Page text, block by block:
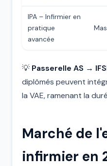
IPA – Infirmier en
pratique
avancée
💡 Passerelle AS →
diplômés peuvent
la VAE, ramenant la
Marché de
infirmier en